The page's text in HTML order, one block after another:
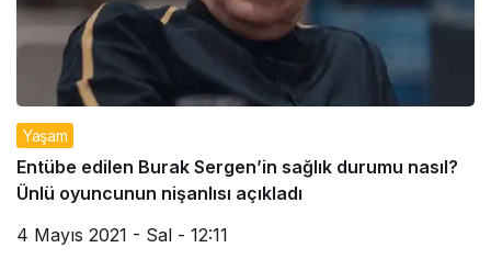
Yaşam
Entübe edilen Burak Sergen’in sağlık durumu nasıl?
Ünlü oyuncunun nişanlısı açıkladı
4 Mayıs 2021 - Sal - 12:11